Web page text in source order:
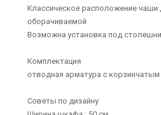
Классическое расположение чаши
оборачиваемой
Возможна установка под
Комплектация
отводная арматура с
Советы по дизайну